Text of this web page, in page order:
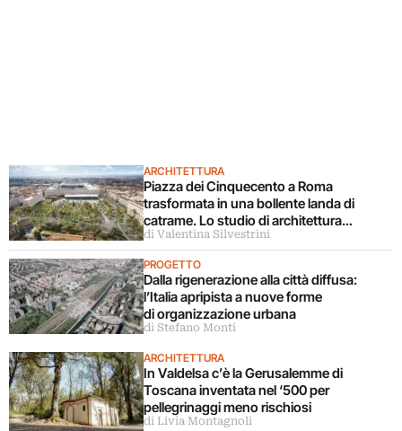
ARCHITETTURA
Piazza dei Cinquecento a Roma
trasformata in una bollente landa di
catrame. Lo studio di architettura
disconosce il progetto
di Valentina Silvestrini
PROGETTO
Dalla rigenerazione alla città diffusa:
l’Italia apripista a nuove forme
di organizzazione urbana
di Stefano Monti
ARCHITETTURA
In Valdelsa c’è la Gerusalemme di
Toscana inventata nel ‘500 per
pellegrinaggi meno rischiosi
di Livia Montagnoli